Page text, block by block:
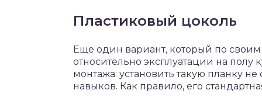
Пластиковый цоколь
Еще один вариант, который по
относительно эксплуатации на полу
монтажа: установить такую планку
навыков. Как правило, его